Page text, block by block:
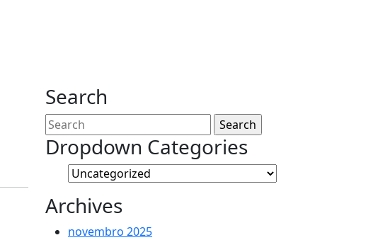
Search
Search
for:
Dropdown Categories
Archives
novembro 2025